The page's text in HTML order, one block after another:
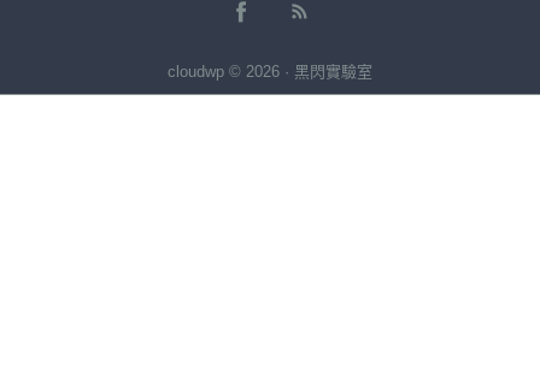
cloudwp © 2026 · 黑閃實驗室